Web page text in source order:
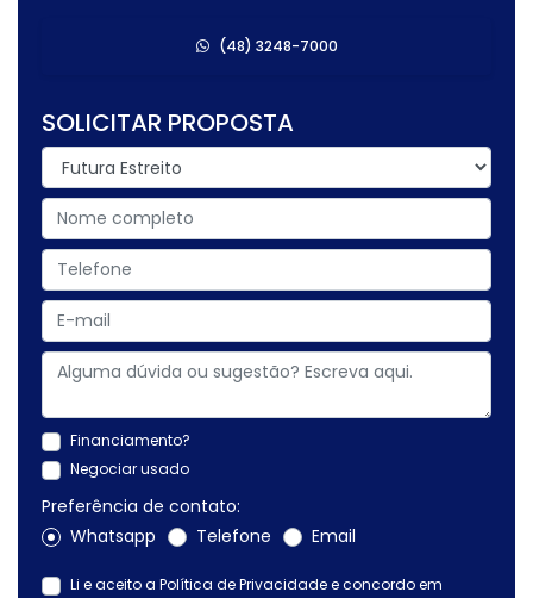
(48) 3248-7000
SOLICITAR PROPOSTA
Financiamento?
Negociar usado
Preferência de contato:
Whatsapp
Telefone Email
Li e aceito a Política de Privacidadee concordo em